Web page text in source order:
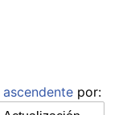
ascendente por: